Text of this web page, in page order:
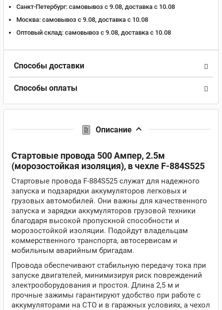
Санкт-Петербург: самовывоз с 9.08, доставка c 10.08
Москва: самовывоз с 9.08, доставка c 10.08
Оптовый склад: самовывоз с 9.08, доставка c 10.08
Способы доставки
Способы оплаты
Описание
Стартовые провода 500 Aмпер, 2.5м
(морозостойкая изоляция), в чехле F-884S525
Стартовые провода F-884S525 служат для надежного
запуска и подзарядки аккумуляторов легковых и
грузовых автомобилей. Они важны для качественного
запуска и зарядки аккумуляторов грузовой техники
благодаря высокой пропускной способности и
морозостойкой изоляции. Подойдут владельцам
коммерственного транспорта, автосервисам и
мобильным аварийным бригадам.
Провода обеспечивают стабильную передачу тока при
запуске двигателей, минимизируя риск повреждений
электрооборудования и простоя. Длина 2,5 м и
прочные зажимы гарантируют удобство при работе с
аккумуляторами на СТО и в гаражных условиях, а чехол